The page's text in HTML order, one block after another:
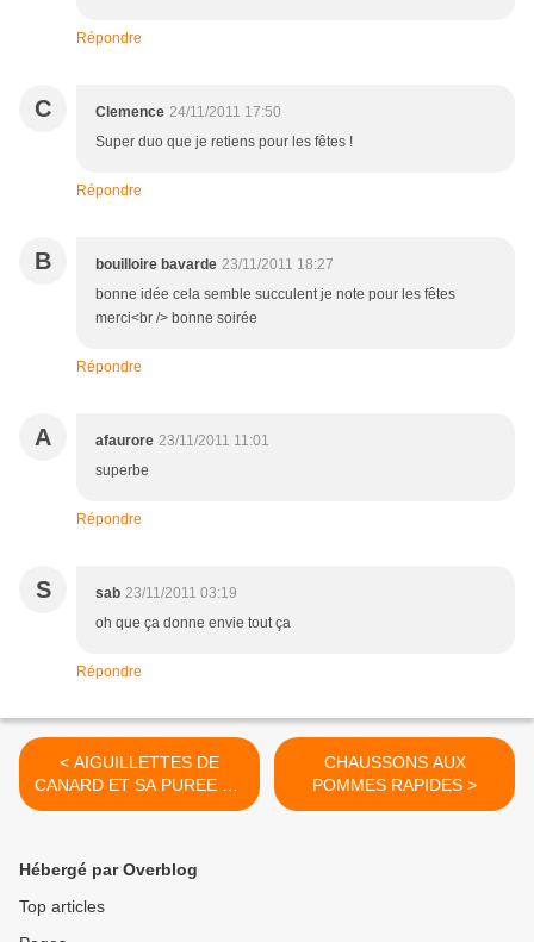
Répondre
C Clemence 24/11/2011 17:50
Super duo que je retiens pour les fêtes !
Répondre
B bouilloire bavarde 23/11/2011 18:27
bonne idée cela semble succulent je note pour les fêtes
merci<br /> bonne soirée
Répondre
A afaurore 23/11/2011 11:01
superbe
Répondre
S sab 23/11/2011 03:19
oh que ça donne envie tout ça
Répondre
< AIGUILLETTES DE
CANARD ET SA PUREE DE
CELERI
CHAUSSONS AUX
POMMES RAPIDES >
Hébergé par Overblog
Top articles